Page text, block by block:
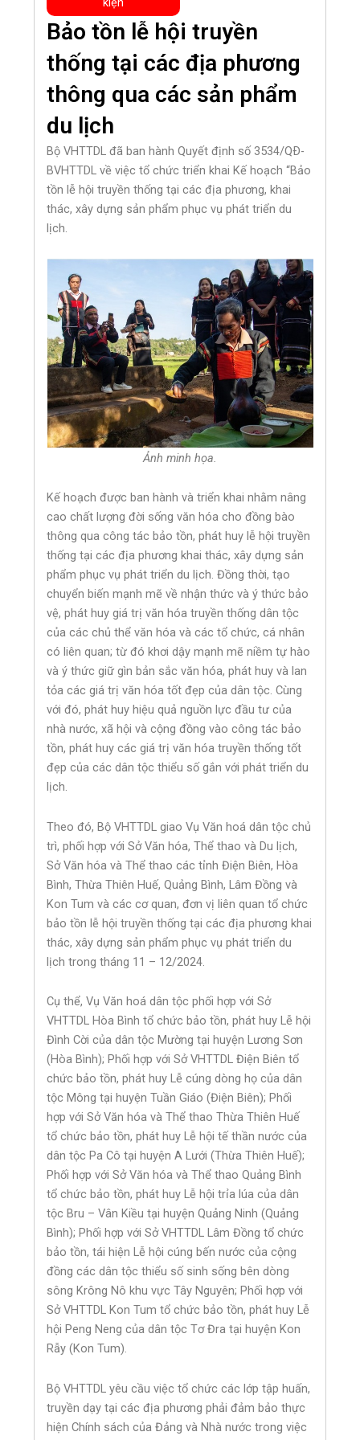
Bảo tồn lễ hội truyền
thống tại các địa phương
thông qua các sản phẩm
du lịch
Bộ VHTTDL đã ban hành Quyết định số 3534/QÐ-
BVHTTDL về việc tổ chức triển khai Kế hoạch “Bảo
tồn lễ hội truyền thống tại các địa phương, khai
thác, xây dựng sản phẩm phục vụ phát triển du
lịch.
Ảnh minh họa.
Kế hoạch được ban hành và triển khai nhằm nâng
cao chất lượng đời sống văn hóa cho đồng bào
thông qua công tác bảo tồn, phát huy lễ hội truyền
thống tại các địa phương khai thác, xây dựng sản
phẩm phục vụ phát triển du lịch. Đồng thời, tạo
chuyển biến mạnh mẽ về nhận thức và ý thức bảo
vệ, phát huy giá trị văn hóa truyền thống dân tộc
của các chủ thể văn hóa và các tổ chức, cá nhân
có liên quan; từ đó khơi dậy mạnh mẽ niềm tự hào
và ý thức giữ gìn bản sắc văn hóa, phát huy và lan
tỏa các giá trị văn hóa tốt đẹp của dân tộc. Cùng
với đó, phát huy hiệu quả nguồn lực đầu tư của
nhà nước, xã hội và cộng đồng vào công tác bảo
tồn, phát huy các giá trị văn hóa truyền thống tốt
đẹp của các dân tộc thiểu số gắn với phát triển du
lịch.
Theo đó, Bộ VHTTDL giao Vụ Văn hoá dân tộc chủ
trì, phối hợp với Sở Văn hóa, Thể thao và Du lịch,
Sở Văn hóa và Thể thao các tỉnh Điện Biên, Hòa
Bình, Thừa Thiên Huế, Quảng Bình, Lâm Đồng và
Kon Tum và các cơ quan, đơn vị liên quan tổ chức
bảo tồn lễ hội truyền thống tại các địa phương khai
thác, xây dựng sản phẩm phục vụ phát triển du
lịch trong tháng 11 – 12/2024.
Cụ thể, Vụ Văn hoá dân tộc phối hợp với Sở
VHTTDL Hòa Bình tổ chức bảo tồn, phát huy Lễ hội
Đình Cời của dân tộc Mường tại huyện Lương Sơn
(Hòa Bình); Phối hợp với Sở VHTTDL Điện Biên tổ
chức bảo tồn, phát huy Lễ cúng dòng họ của dân
tộc Mông tại huyện Tuần Giáo (Điện Biên); Phối
hợp với Sở Văn hóa và Thể thao Thừa Thiên Huế
tổ chức bảo tồn, phát huy Lễ hội tế thần nước của
dân tộc Pa Cô tại huyện A Lưới (Thừa Thiên Huế);
Phối hợp với Sở Văn hóa và Thể thao Quảng Bình
tổ chức bảo tồn, phát huy Lễ hội trỉa lúa của dân
tộc Bru – Vân Kiều tại huyện Quảng Ninh (Quảng
Bình); Phối hợp với Sở VHTTDL Lâm Đồng tổ chức
bảo tồn, tái hiện Lễ hội cúng bến nước của cộng
đồng các dân tộc thiểu số sinh sống bên dòng
sông Krông Nô khu vực Tây Nguyên; Phối hợp với
Sở VHTTDL Kon Tum tổ chức bảo tồn, phát huy Lễ
hội Peng Neng của dân tộc Tơ Đra tại huyện Kon
Rẫy (Kon Tum).
Bộ VHTTDL yêu cầu việc tổ chức các lớp tập huấn,
truyền dạy tại các địa phương phải đảm bảo thực
hiện Chính sách của Đảng và Nhà nước trong việc